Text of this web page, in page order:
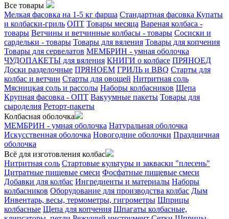
Все товары
Мелкая фасовка на 1-5 кг фарша Стандартная фасовка Купаты
и колбаски-гриль ОПТ Товары месяца Вареная колбаса -
товары Ветчины и ветчинные колбасы - товары Сосиски и
сардельки - товары Товары для вяления Товары для копчения
Товары для сервелатов МЕМБРИН - умная оболочка
ЧУДОПАКЕТЫ для вяления КНИГИ о колбасе ПРЯНОЕД
Доски разделочные ПРЯНОЕМ ГРИЛЬ и BBQ Старты для
колбас и ветчин Старты для овощей Нитритная соль
Мясницкая соль и рассолы Наборы колбасников Щепа
Крупная фасовка - ОПТ Вакуумные пакеты Товары для
сыроделия Реторт-пакеты
Колбасная оболочка
МЕМБРИН - умная оболочка Натуральная оболочка
Искусственная оболочка Новогодние оболочки Праздничная
оболочка
Всё для изготовления колбас
Нитритная соль Стартовые культуры и закваски "плесень"
Цитратные пищевые смеси Фосфатные пищевые смеси
Добавки для колбас Ингредиенты и материалы Наборы
колбасников Оборудование для производства колбас Дым
Инвентарь, весы, термометры, гигрометры Шприцы
колбасные Щепа для копчения Шпагаты колбасные,